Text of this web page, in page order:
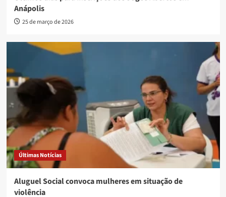
Anápolis
25 de março de 2026
Últimas Notícias
Aluguel Social convoca mulheres em situação de
violência